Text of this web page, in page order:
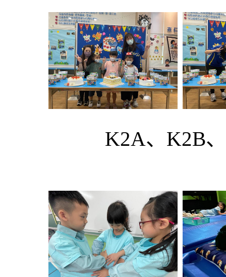
K2A、K2B